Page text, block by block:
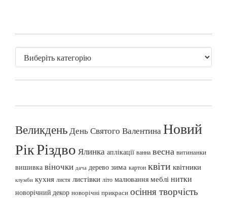
ВеликденьДень Святого ВалентинаНовий
РікРіздво Ялинка аплікації ванна весна витинанки
вишивка віночки дача дерево зима картон квіти квітники
клумби кухня листя листівки літо малювання меблі нитки
новорічний декор новорічні прикраси осіння творчість